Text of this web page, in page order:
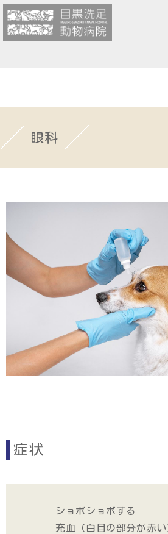
眼科
症状
ショボショボする
充血（白目の部分が赤